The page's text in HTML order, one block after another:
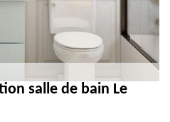
salle de bain Le